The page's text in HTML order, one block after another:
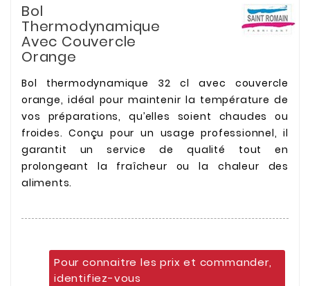
Bol
Thermodynamique
Avec Couvercle
Orange
Bol thermodynamique 32 cl avec couvercle
orange, idéal pour maintenir la température de
vos préparations, qu’elles soient chaudes ou
froides. Conçu pour un usage professionnel, il
garantit un service de qualité tout en
prolongeant la fraîcheur ou la chaleur des
aliments.
Pour connaitre les prix et commander,
identifiez-vous